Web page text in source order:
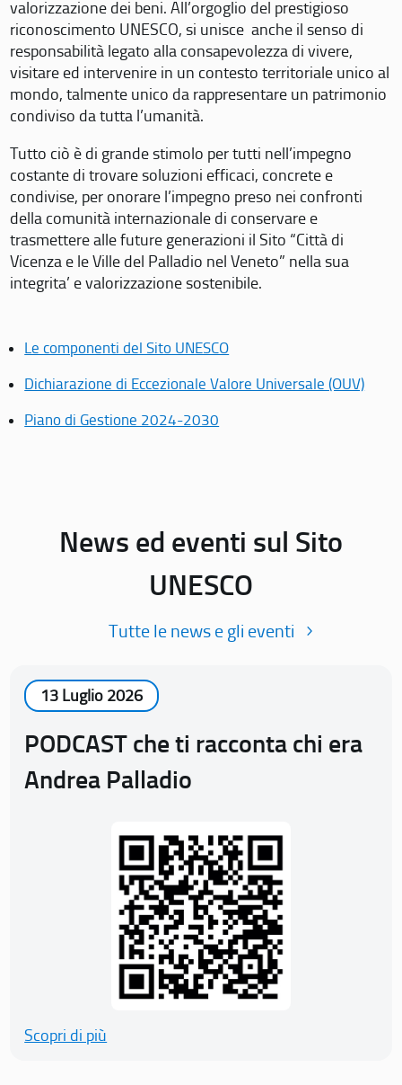
valorizzazione dei beni. All’orgoglio del prestigioso
riconoscimento UNESCO, si unisce anche il senso di
responsabilità legato alla consapevolezza di vivere,
visitare ed intervenire in un contesto territoriale unico al
mondo, talmente unico da rappresentare un patrimonio
condiviso da tutta l’umanità.
Tutto ciò è di grande stimolo per tutti nell’impegno
costante di trovare soluzioni efficaci, concrete e
condivise, per onorare l’impegno preso nei confronti
della comunità internazionale di conservare e
trasmettere alle future generazioni il Sito “Città di
Vicenza e le Ville del Palladio nel Veneto” nella sua
integrita’ e valorizzazione sostenibile.
Le componenti del Sito UNESCO
Dichiarazione di Eccezionale Valore Universale (OUV)
Piano di Gestione 2024-2030
News ed eventi sul Sito
UNESCO
Tutte le news e gli eventi
13 Luglio 2026
PODCAST che ti racconta chi era
Andrea Palladio
Scopri di più